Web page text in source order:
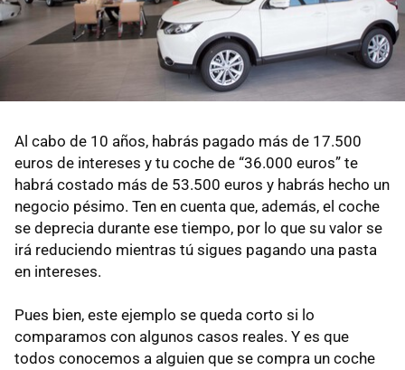
Al cabo de 10 años, habrás pagado más de 17.500
euros de intereses y tu coche de “36.000 euros” te
habrá costado más de 53.500 euros y habrás hecho un
negocio pésimo. Ten en cuenta que, además, el coche
se deprecia durante ese tiempo, por lo que su valor se
irá reduciendo mientras tú sigues pagando una pasta
en intereses.
Pues bien, este ejemplo se queda corto si lo
comparamos con algunos casos reales. Y es que
todos conocemos a alguien que se compra un coche